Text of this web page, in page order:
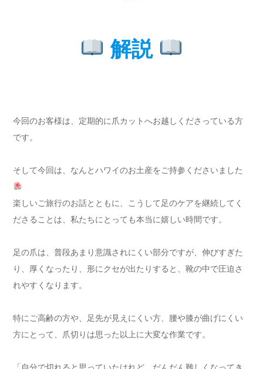
解説
今回のお客様は、定期的に爪カットへお越しくださっている方
です。
そして今回は、なんとハワイのお土産をご持参くださいました
楽しいご旅行のお話とともに、こうして足のケアを継続してく
ださることは、私たちにとっても本当に嬉しい時間です。
足の爪は、普段あまり意識されにくい部分ですが、伸びすぎた
り、厚くなったり、形にクセが出たりすると、靴の中で圧迫さ
れやすくなります。
特にご高齢の方や、足先が見えにくい方、腰や膝が曲げにくい
方にとって、爪切りは思った以上に大変な作業です。
「自分で切れると思っていたけれど、だんだん難しくなってき